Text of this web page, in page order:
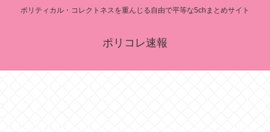
ポリティカル・コレクトネスを重んじる自由で平等な5chまとめサイト
ポリコレ速報